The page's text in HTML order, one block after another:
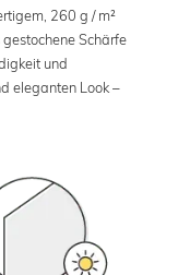
260 g / m²
Schärfe
und
eleganten Look –